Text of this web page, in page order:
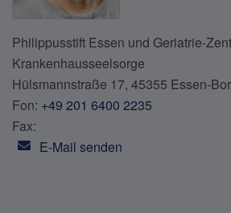
Philippusstift Essen und Geriatrie-
Krankenhausseelsorge
Hülsmannstraße 17, 45355 Essen-
Fon: +49 201 6400 2235
Fax:
E-Mail senden